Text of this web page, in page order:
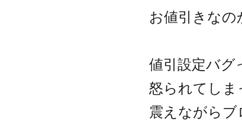
お値引きなの
値引設定バグ
怒られてしま
震えながらブ